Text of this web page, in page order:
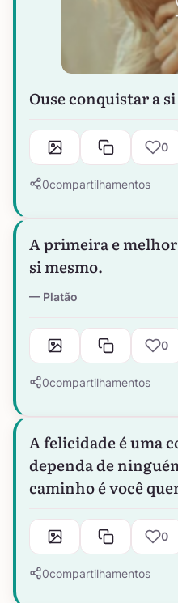
Ouse conquistar a
0
0compartilhamentos
A primeira e
si mesmo.
Platão
0
0compartilhamentos
A felicidade é uma
dependa de
caminho é você
0
0compartilhamentos